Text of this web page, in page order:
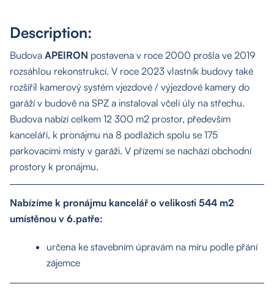
Description:
Budova APEIRON postavena v roce 2000 prošla ve 2019
rozsáhlou rekonstrukcí. V roce 2023 vlastník budovy také
rozšířil kamerový systém vjezdové / výjezdové kamery do
garáží v budově na SPZ a instaloval včelí úly na střechu.
Budova nabízí celkem 12 300 m2 prostor, především
kanceláří, k pronájmu na 8 podlažích spolu se 175
parkovacími místy v garáži. V přízemí se nachází obchodní
prostory k pronájmu.
Nabízíme k pronájmu kancelář o velikosti 544 m2
umístěnou v 6.patře:
určena ke stavebním úpravám na míru podle přání
zájemce